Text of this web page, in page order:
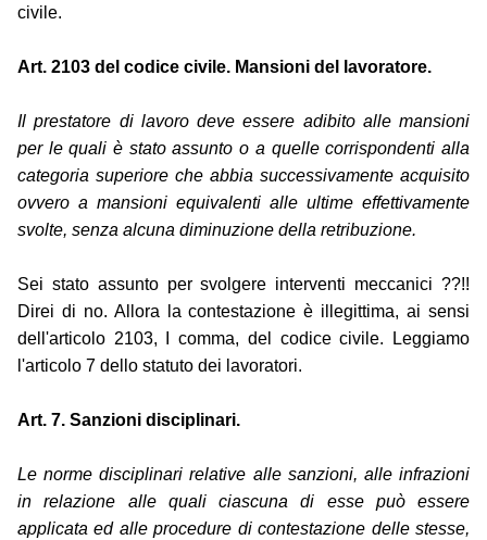
civile.
Art. 2103 del codice civile. Mansioni del lavoratore.
Il prestatore di lavoro deve essere adibito alle mansioni
per le quali è stato assunto o a quelle corrispondenti alla
categoria superiore che abbia successivamente acquisito
ovvero a mansioni equivalenti alle ultime effettivamente
svolte, senza alcuna diminuzione della retribuzione.
Sei stato assunto per svolgere interventi meccanici ??!!
Direi di no. Allora la contestazione è illegittima, ai sensi
dell'articolo 2103, I comma, del codice civile. Leggiamo
l'articolo 7 dello statuto dei lavoratori.
Art. 7. Sanzioni disciplinari.
Le norme disciplinari relative alle sanzioni, alle infrazioni
in relazione alle quali ciascuna di esse può essere
applicata ed alle procedure di contestazione delle stesse,